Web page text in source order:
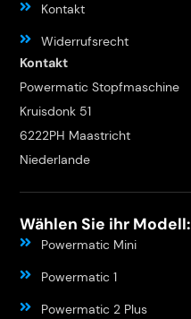
Kontakt
Widerrufsrecht
Kontakt
Powermatic Stopfmaschine
Kruisdonk 51
6222PH Maastricht
Niederlande
Wählen Sie ihr Modell:
Powermatic Mini
Powermatic 1
Powermatic 2 Plus